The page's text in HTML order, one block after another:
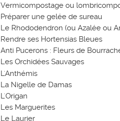
Vermicompostage ou
Préparer une gelée de sureau
Le Rhododendron (ou Azalée ou
Rendre ses Hortensias Bleues
Anti Pucerons : Fleurs de
Les Orchidées Sauvages
L'Anthémis
La Nigelle de Damas
L'Origan
Les Marguerites
Le Laurier